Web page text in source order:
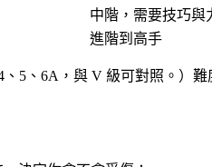
中階，需要技巧與
進階到高手
、5、6A，與 V 級可對照。）難